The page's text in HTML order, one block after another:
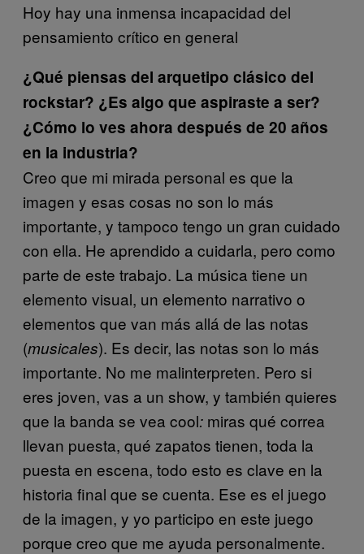
Hoy hay una inmensa incapacidad del
pensamiento crítico en general
¿Qué piensas del arquetipo clásico del
rockstar? ¿Es algo que aspiraste a ser?
¿Cómo lo ves ahora después de 20 años
en la industria?
Creo que mi mirada personal es que la
imagen y esas cosas no son lo más
importante, y tampoco tengo un gran cuidado
con ella. He aprendido a cuidarla, pero como
parte de este trabajo. La música tiene un
elemento visual, un elemento narrativo o
elementos que van más allá de las notas
(musicales). Es decir, las notas son lo más
importante. No me malinterpreten. Pero si
eres joven, vas a un show, y también quieres
que la banda se vea cool: miras qué correa
llevan puesta, qué zapatos tienen, toda la
puesta en escena, todo esto es clave en la
historia final que se cuenta. Ese es el juego
de la imagen, y yo participo en este juego
porque creo que me ayuda personalmente.